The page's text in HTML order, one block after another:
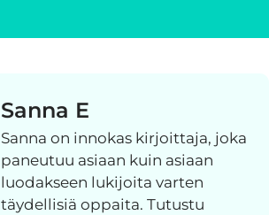
Sanna E
Sanna on innokas kirjoittaja, joka
paneutuu asiaan kuin asiaan
luodakseen lukijoita varten
täydellisiä oppaita. Tutustu